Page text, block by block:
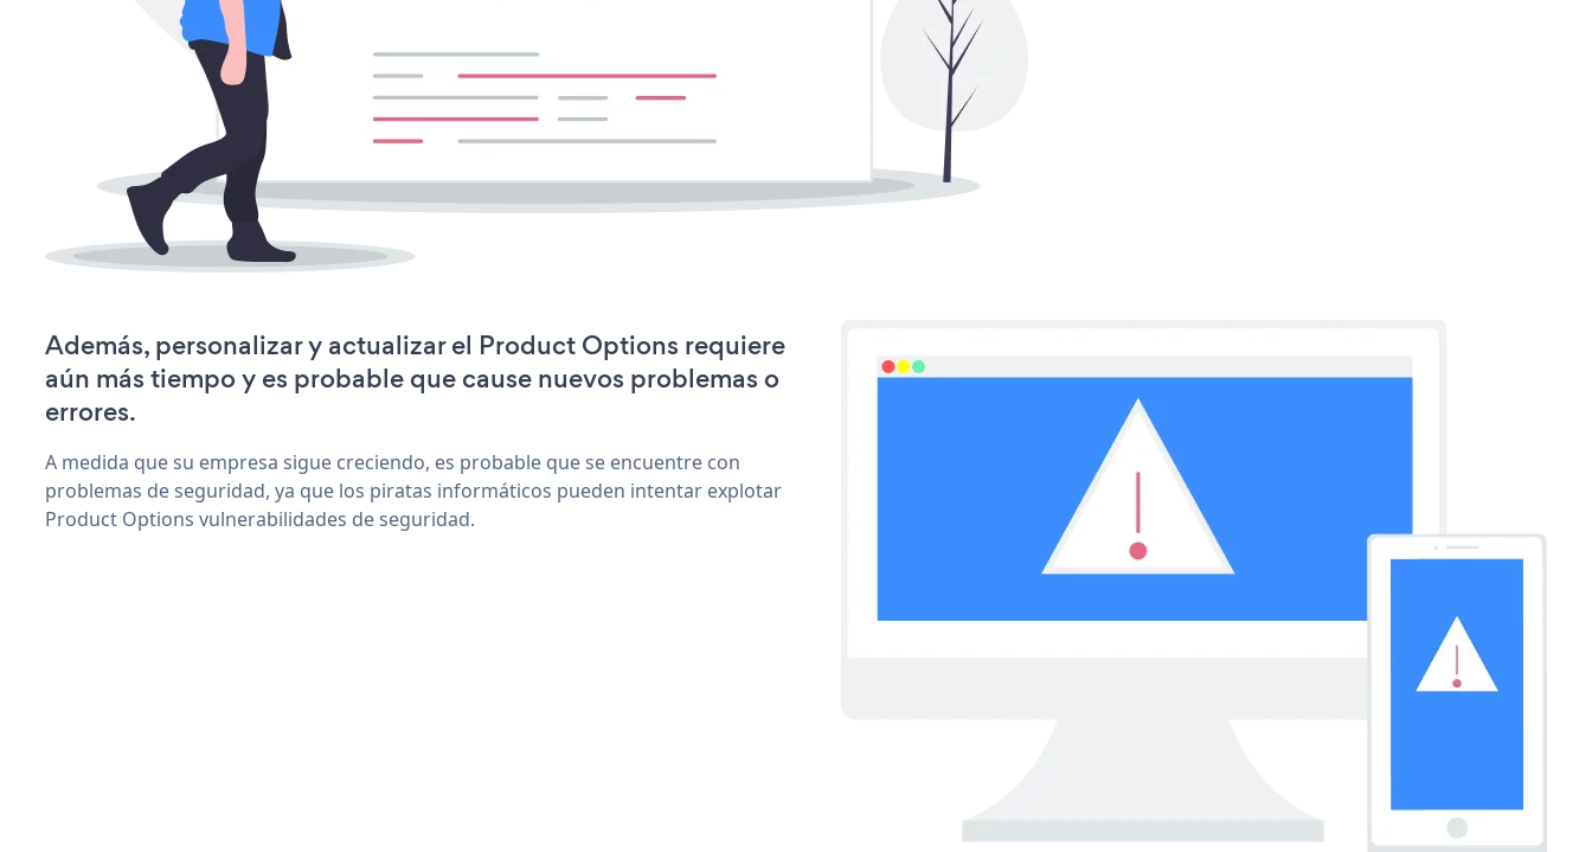
Además, personalizar y actualizar el Product Options requiere
aún más tiempo y es probable que cause nuevos problemas o
errores.
A medida que su empresa sigue creciendo, es probable que se encuentre con
problemas de seguridad, ya que los piratas informáticos pueden intentar explotar
Product Options vulnerabilidades de seguridad.